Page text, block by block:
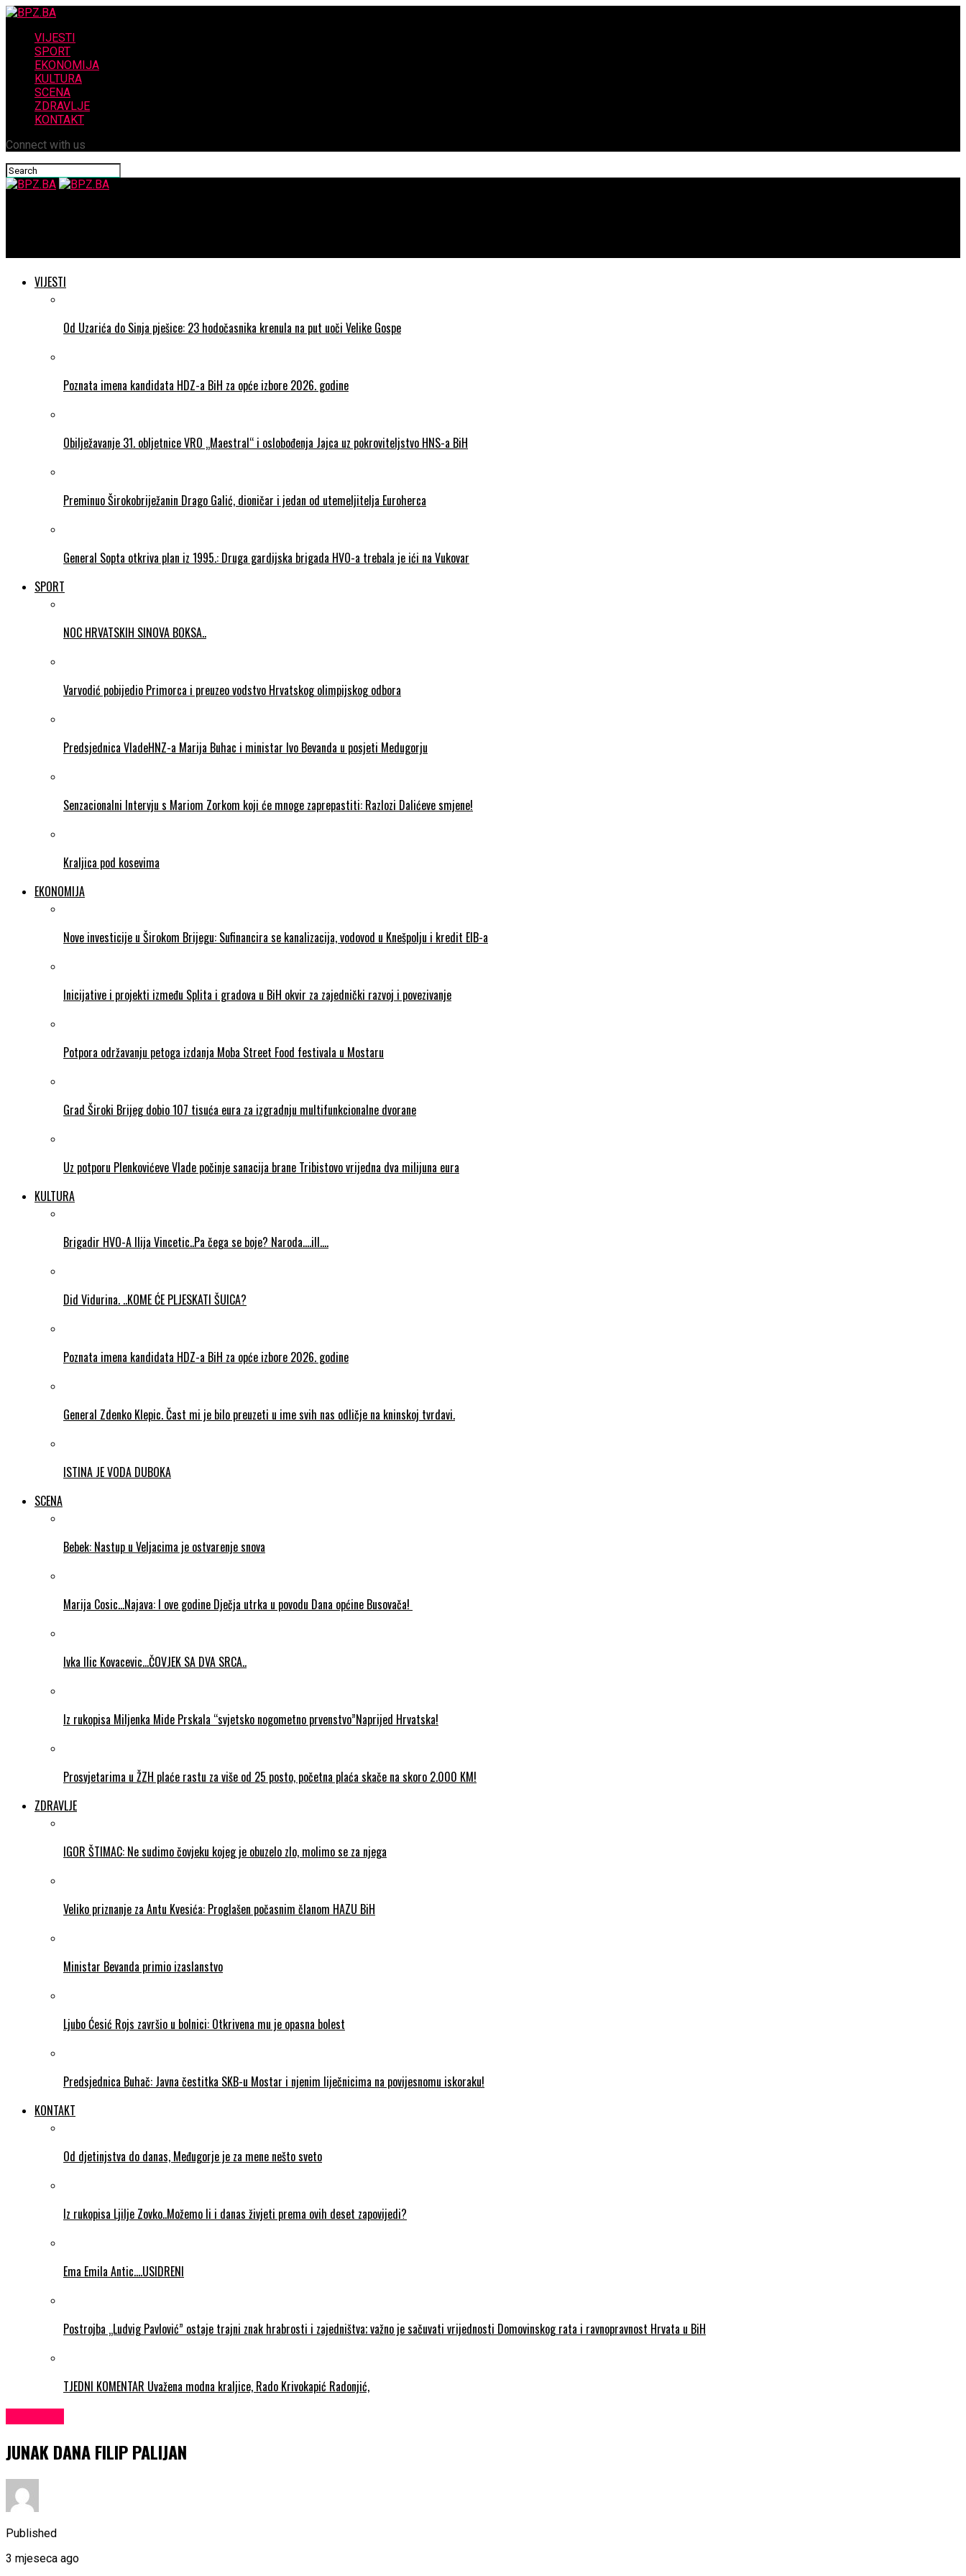
VIJESTI
SPORT
EKONOMIJA
KULTURA
SCENA
ZDRAVLJE
KONTAKT
Connect with us
VIJESTI
Od Uzarića do Sinja pješice: 23 hodočasnika krenula na put uoči Velike Gospe
Poznata imena kandidata HDZ-a BiH za opće izbore 2026. godine
Obilježavanje 31. obljetnice VRO „Maestral“ i oslobođenja Jajca uz pokroviteljstvo HNS-a BiH
Preminuo Širokobriježanin Drago Galić, dioničar i jedan od utemeljitelja Euroherca
General Sopta otkriva plan iz 1995.: Druga gardijska brigada HVO-a trebala je ići na Vukovar
SPORT
NOC HRVATSKIH SINOVA BOKSA..
Varvodić pobijedio Primorca i preuzeo vodstvo Hrvatskog olimpijskog odbora
Predsjednica VladeHNZ-a Marija Buhac i ministar Ivo Bevanda u posjeti Medugorju
Senzacionalni Intervju s Mariom Zorkom koji će mnoge zaprepastiti: Razlozi Dalićeve smjene!
Kraljica pod kosevima
EKONOMIJA
Nove investicije u Širokom Brijegu: Sufinancira se kanalizacija, vodovod u Knešpolju i kredit EIB-a
Inicijative i projekti između Splita i gradova u BiH okvir za zajednički razvoj i povezivanje
Potpora održavanju petoga izdanja Moba Street Food festivala u Mostaru
Grad Široki Brijeg dobio 107 tisuća eura za izgradnju multifunkcionalne dvorane
Uz potporu Plenkovićeve Vlade počinje sanacija brane Tribistovo vrijedna dva milijuna eura
KULTURA
Brigadir HVO-A Ilija Vincetic..Pa čega se boje? Naroda….ill….
Did Vidurina. ..KOME ĆE PLJESKATI ŠUICA?
Poznata imena kandidata HDZ-a BiH za opće izbore 2026. godine
General Zdenko Klepic. Čast mi je bilo preuzeti u ime svih nas odličje na kninskoj tvrdavi.
ISTINA JE VODA DUBOKA
SCENA
Bebek: Nastup u Veljacima je ostvarenje snova
Marija Cosic…Najava: I ove godine Dječja utrka u povodu Dana općine Busovača!
Ivka Ilic Kovacevic…ČOVJEK SA DVA SRCA..
Iz rukopisa Miljenka Mide Prskala “svjetsko nogometno prvenstvo”Naprijed Hrvatska!
Prosvjetarima u ŽZH plaće rastu za više od 25 posto, početna plaća skače na skoro 2.000 KM!
ZDRAVLJE
IGOR ŠTIMAC: Ne sudimo čovjeku kojeg je obuzelo zlo, molimo se za njega
Veliko priznanje za Antu Kvesića: Proglašen počasnim članom HAZU BiH
Ministar Bevanda primio izaslanstvo
Ljubo Ćesić Rojs završio u bolnici: Otkrivena mu je opasna bolest
Predsjednica Buhač: Javna čestitka SKB-u Mostar i njenim liječnicima na povijesnomu iskoraku!
KONTAKT
Od djetinjstva do danas, Međugorje je za mene nešto sveto
Iz rukopisa Ljilje Zovko..Možemo li i danas živjeti prema ovih deset zapovijedi?
Ema Emila Antic….USIDRENI
Postrojba „Ludvig Pavlović” ostaje trajni znak hrabrosti i zajedništva; važno je sačuvati vrijednosti Domovinskog rata i ravnopravnost Hrvata u BiH
TJEDNI KOMENTAR Uvažena modna kraljice, Rado Krivokapić Radonjić,
JUNAK DANA FILIP PALIJAN
Published
3 mjeseca ago